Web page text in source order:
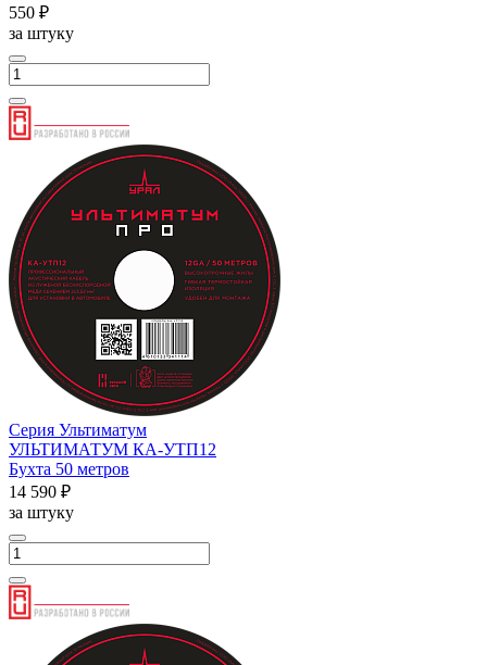
550 ₽
за штуку
Серия Ультиматум
УЛЬТИМАТУМ КА-УTП12
Бухта 50 метров
14 590 ₽
за штуку